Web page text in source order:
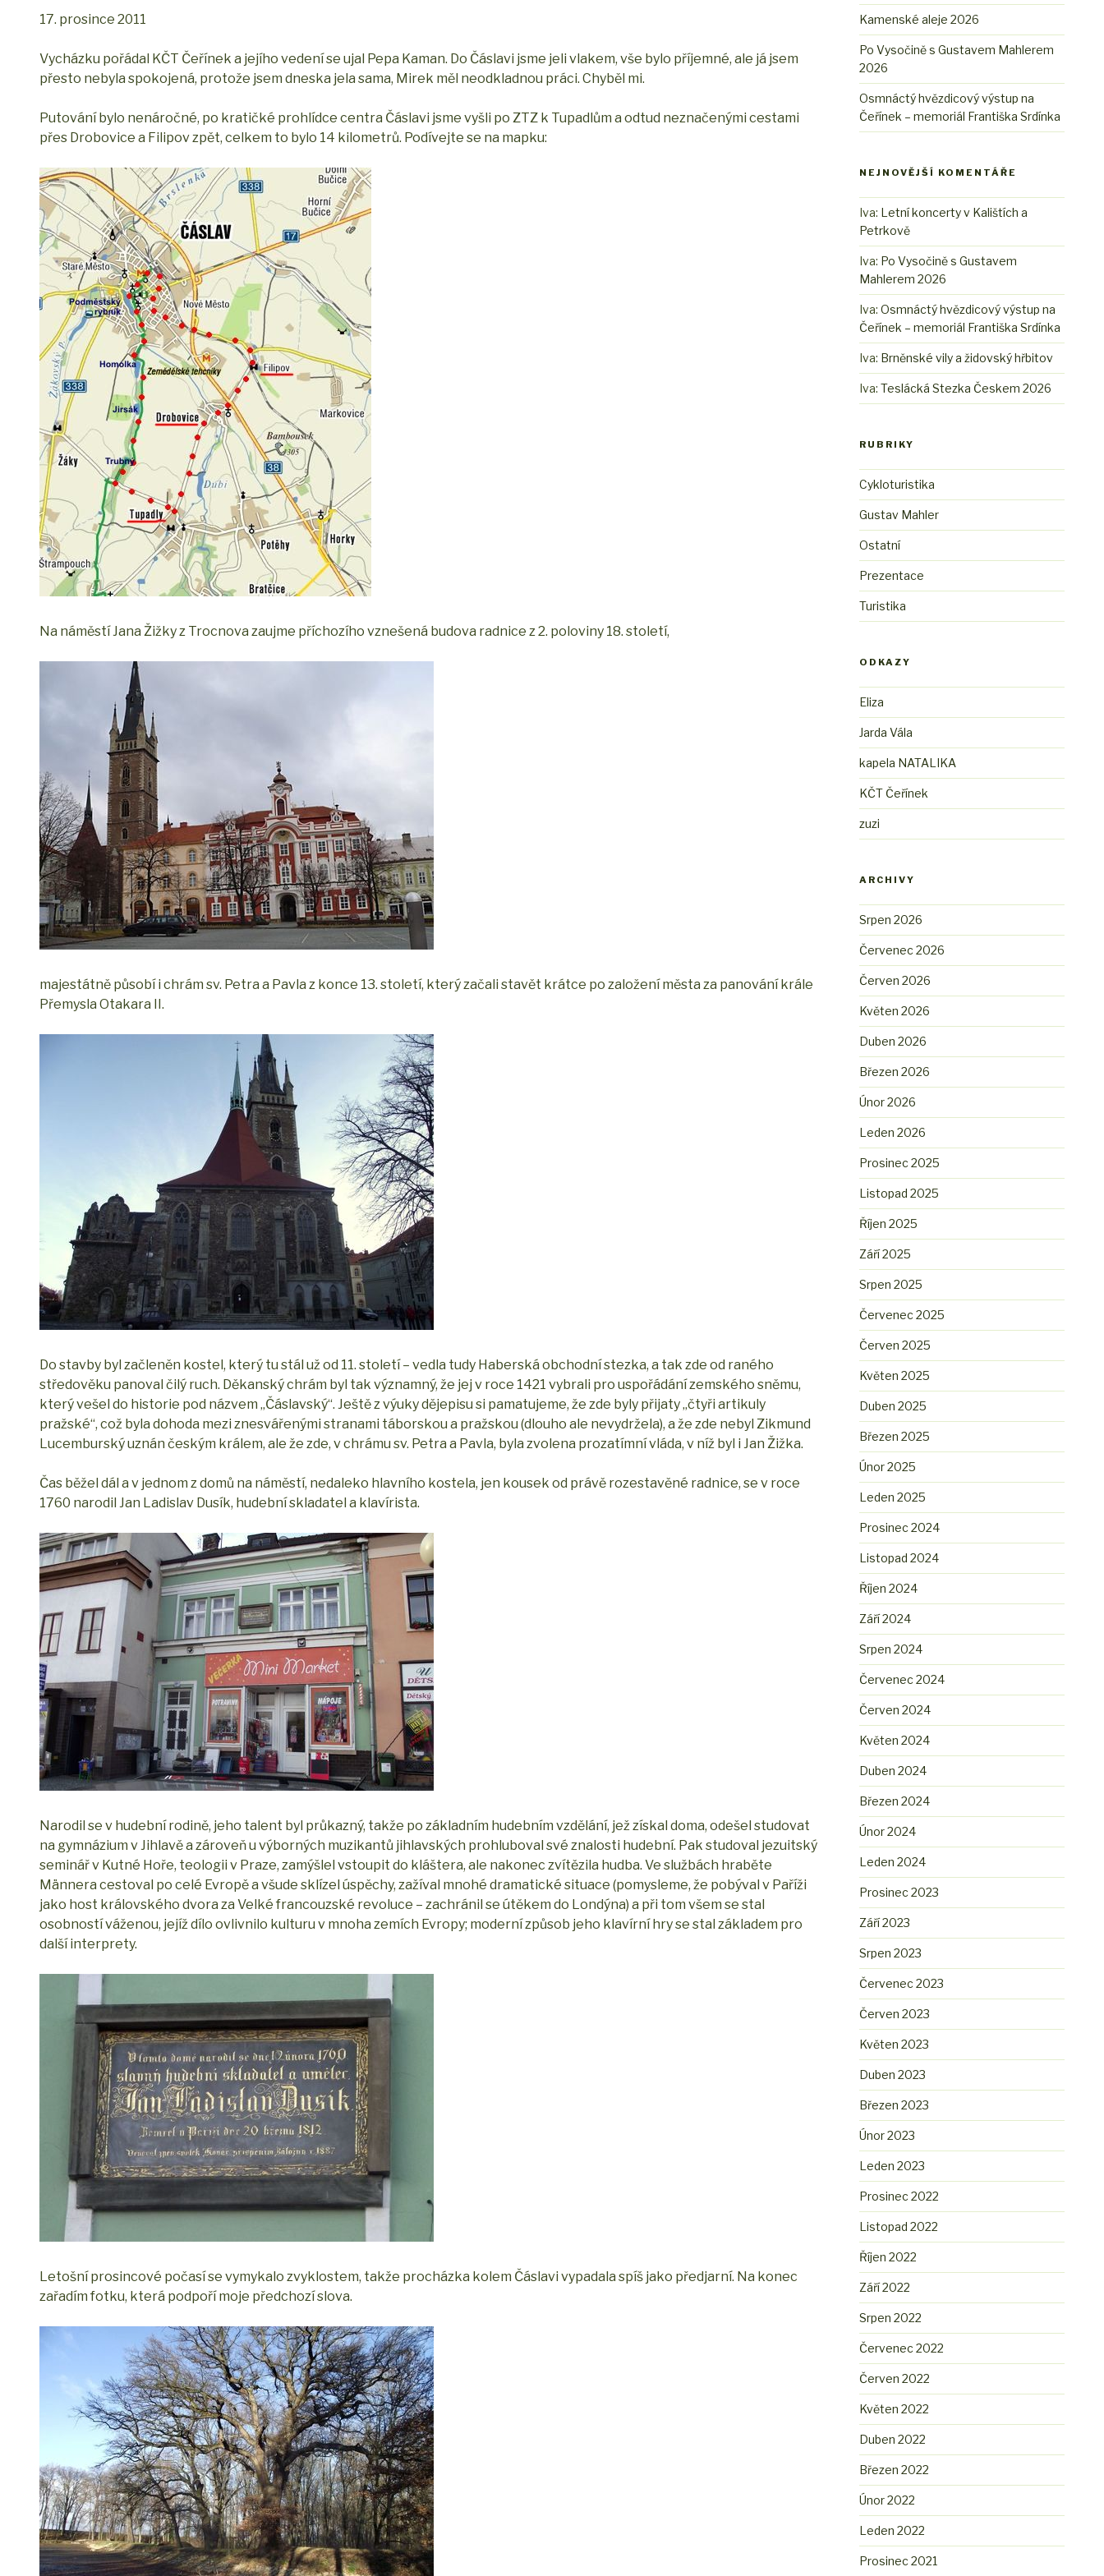
17. prosince 2011
Vycházku pořádal KČT Čeřínek a jejího vedení se ujal Pepa Kaman. Do Čáslavi jsme jeli vlakem, vše bylo příjemné, ale já jsem
přesto nebyla spokojená, protože jsem dneska jela sama, Mirek měl neodkladnou práci. Chyběl mi.
Putování bylo nenáročné, po kratičké prohlídce centra Čáslavi jsme vyšli po ZTZ k Tupadlům a odtud neznačenými cestami
přes Drobovice a Filipov zpět, celkem to bylo 14 kilometrů. Podívejte se na mapku:
Na náměstí Jana Žižky z Trocnova zaujme příchozího vznešená budova radnice z 2. poloviny 18. století,
majestátně působí i chrám sv. Petra a Pavla z konce 13. století, který začali stavět krátce po založení města za panování krále
Přemysla Otakara II.
Do stavby byl začleněn kostel, který tu stál už od 11. století – vedla tudy Haberská obchodní stezka, a tak zde od raného
středověku panoval čilý ruch. Děkanský chrám byl tak významný, že jej v roce 1421 vybrali pro uspořádání zemského sněmu,
který vešel do historie pod názvem „Čáslavský“. Ještě z výuky dějepisu si pamatujeme, že zde byly přijaty „čtyři artikuly
pražské“, což byla dohoda mezi znesvářenými stranami táborskou a pražskou (dlouho ale nevydržela), a že zde nebyl Zikmund
Lucemburský uznán českým králem, ale že zde, v chrámu sv. Petra a Pavla, byla zvolena prozatímní vláda, v níž byl i Jan Žižka.
Čas běžel dál a v jednom z domů na náměstí, nedaleko hlavního kostela, jen kousek od právě rozestavěné radnice, se v roce
1760 narodil Jan Ladislav Dusík, hudební skladatel a klavírista.
Narodil se v hudební rodině, jeho talent byl průkazný, takže po základním hudebním vzdělání, jež získal doma, odešel studovat
na gymnázium v Jihlavě a zároveň u výborných muzikantů jihlavských prohluboval své znalosti hudební. Pak studoval jezuitský
seminář v Kutné Hoře, teologii v Praze, zamýšlel vstoupit do kláštera, ale nakonec zvítězila hudba. Ve službách hraběte
Männera cestoval po celé Evropě a všude sklízel úspěchy, zažíval mnohé dramatické situace (pomysleme, že pobýval v Paříži
jako host královského dvora za Velké francouzské revoluce – zachránil se útěkem do Londýna) a při tom všem se stal
osobností váženou, jejíž dílo ovlivnilo kulturu v mnoha zemích Evropy; moderní způsob jeho klavírní hry se stal základem pro
další interprety.
Letošní prosincové počasí se vymykalo zvyklostem, takže procházka kolem Čáslavi vypadala spíš jako předjarní. Na konec
zařadím fotku, která podpoří moje předchozí slova.
Kamenské aleje 2026
Po Vysočině s Gustavem Mahlerem
2026
Osmnáctý hvězdicový výstup na
Čeřínek – memoriál Františka Srdínka
NEJNOVĚJŠÍ KOMENTÁŘE
Iva: Letní koncerty v Kalištích a
Petrkově
Iva: Po Vysočině s Gustavem
Mahlerem 2026
Iva:Osmnáctý hvězdicový výstup na
Čeřínek – memoriál Františka Srdínka
Iva: Brněnské vily a židovský hřbitov
Iva:Teslácká Stezka Českem 2026
RUBRIKY
Cykloturistika
Gustav Mahler
Ostatní
Prezentace
Turistika
ODKAZY
Eliza
Jarda Vála
kapela NATALIKA
KČT Čeřínek
zuzi
ARCHIVY
Srpen 2026
Červenec 2026
Červen 2026
Květen 2026
Duben 2026
Březen 2026
Únor 2026
Leden 2026
Prosinec 2025
Listopad 2025
Říjen 2025
Září 2025
Srpen 2025
Červenec 2025
Červen 2025
Květen 2025
Duben 2025
Březen 2025
Únor 2025
Leden 2025
Prosinec 2024
Listopad 2024
Říjen 2024
Září 2024
Srpen 2024
Červenec 2024
Červen 2024
Květen 2024
Duben 2024
Březen 2024
Únor 2024
Leden 2024
Prosinec 2023
Září 2023
Srpen 2023
Červenec 2023
Červen 2023
Květen 2023
Duben 2023
Březen 2023
Únor 2023
Leden 2023
Prosinec 2022
Listopad 2022
Říjen 2022
Září 2022
Srpen 2022
Červenec 2022
Červen 2022
Květen 2022
Duben 2022
Březen 2022
Únor 2022
Leden 2022
Prosinec 2021